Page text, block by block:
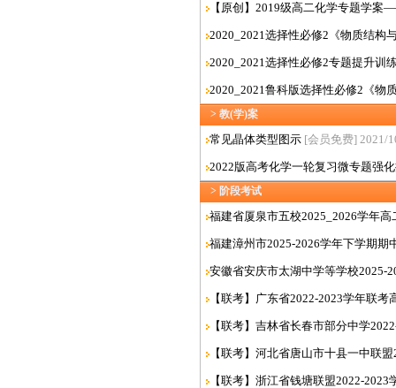
【原创】2019级高二化学专题学
2020_2021选择性必修2《物质结构
2020_2021选择性必修2专题提升训
2020_2021鲁科版选择性必修2《物
> 教(学)案
常见晶体类型图示 [会员免费] 2021/
2022版高考化学一轮复习微专题强
> 阶段考试
福建省厦泉市五校2025_2026学年
福建漳州市2025-2026学年下学期期
安徽省安庆市太湖中学等学校2025-
【联考】广东省2022-2023学年联
【联考】吉林省长春市部分中学
【联考】河北省唐山市十县一中联
【联考】浙江省钱塘联盟2022-